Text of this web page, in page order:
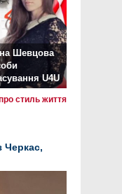
Шевцова
U4U
стиль життя
Черкас,